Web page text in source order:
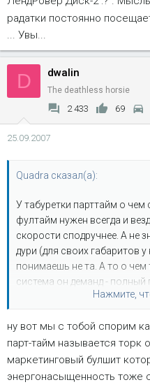
радатки постоянно
... Увы...
D dwalin
The deathless horsie
2 433 69
25.09.2007
Quadra сказал(а):
У табуретки парттайм о
фултайм нужен всегда и
скорости сподручнее. А не
дури (для своих габаритов
понимаешь не та. А то о
система он деманд -
это опять же не то, тысячу
бегемоту активная
отчасти это результат как
Нажмите,
ну вот мы с тобой спорим
парт-тайм называется торк
маркетинговый булшит
энергонасыщенность тоже